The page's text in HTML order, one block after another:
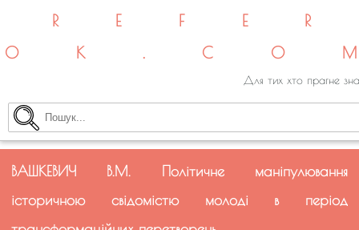
Для тих хто прагне
ВАШКЕВИЧ В.М. Політичне маніпулювання
історичною свідомістю молоді в період